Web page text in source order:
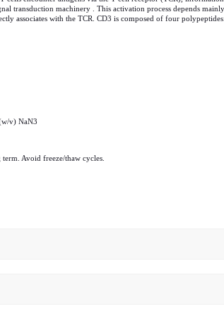
transduction machinery . This activation process depends
associates with the TCR. CD3 is composed of four polypeptides:
v) NaN3
Avoid freeze/thaw cycles.